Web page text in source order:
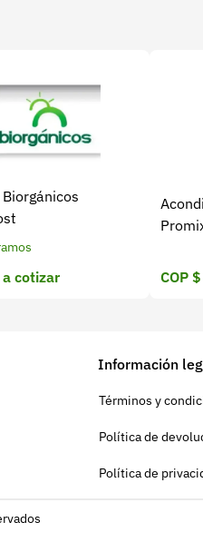
a cotizar COP
Información
Términos y
Política de
Política de